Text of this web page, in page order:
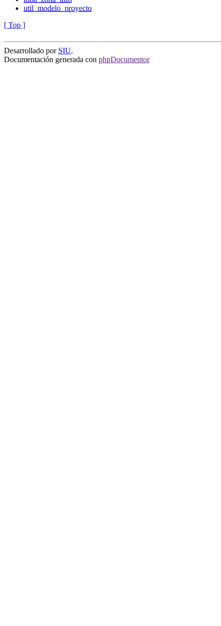
util_modelo_proyecto
[ Top ]
Desarrollado por SIU.
Documentación generada con phpDocumentor